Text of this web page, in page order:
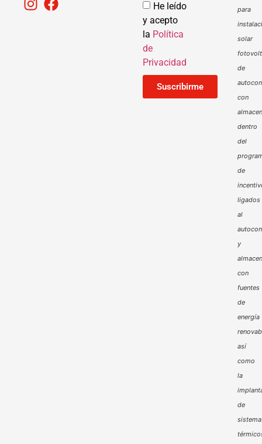
He leído
y acepto
la Política
de
Privacidad
Suscribirme
para
solar
de
con
dentro
del
de
ligados
al
y
con
fuentes
de
energía
así
como
la
de